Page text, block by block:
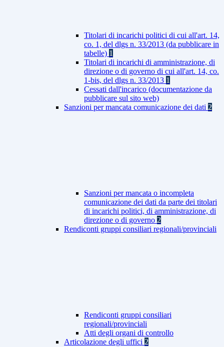
Titolari di incarichi politici di cui all'art. 14,
co. 1, del dlgs n. 33/2013 (da pubblicare in
tabelle) 1
Titolari di incarichi di amministrazione, di
direzione o di governo di cui all'art. 14, co.
1-bis, del dlgs n. 33/2013 1
Cessati dall'incarico (documentazione da
pubblicare sul sito web)
Sanzioni per mancata comunicazione dei dati 2
Sanzioni per mancata o incompleta
comunicazione dei dati da parte dei titolari
di incarichi politici, di amministrazione, di
direzione o di governo 2
Rendiconti gruppi consiliari regionali/provinciali
Rendiconti gruppi consiliari
regionali/provinciali
Atti degli organi di controllo
Articolazione degli uffici 2